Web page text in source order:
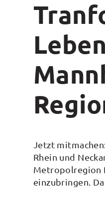
Jetzt
Rhein und
Metropolregion
einzubringen.